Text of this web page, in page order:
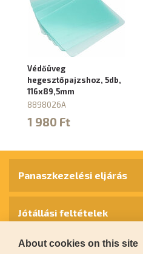
Védőüveg
hegesztőpajzshoz, 5db,
116x89,5mm
8898026A
1 980 Ft
Panaszkezelési eljárás
Jótállási feltételek
Személyes adatok védelme
About cookies on this site